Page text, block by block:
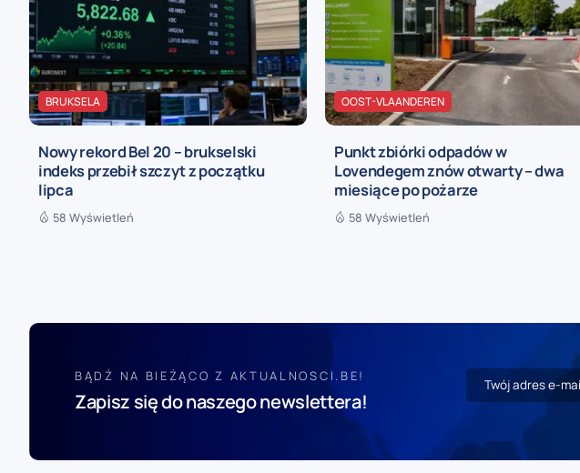
BRUKSELA
Nowy rekord Bel 20 – brukselski
indeks przebił szczyt z początku
lipca
58 Wyświetleń
OOST-VLAANDEREN
Punkt zbiórki odpadów w
Lovendegem znów otwarty – dwa
miesiące po pożarze
58 Wyświetleń
BĄDŹ NA BIEŻĄCO Z AKTUALNOSCI.BE!
Zapisz się do naszego newslettera!